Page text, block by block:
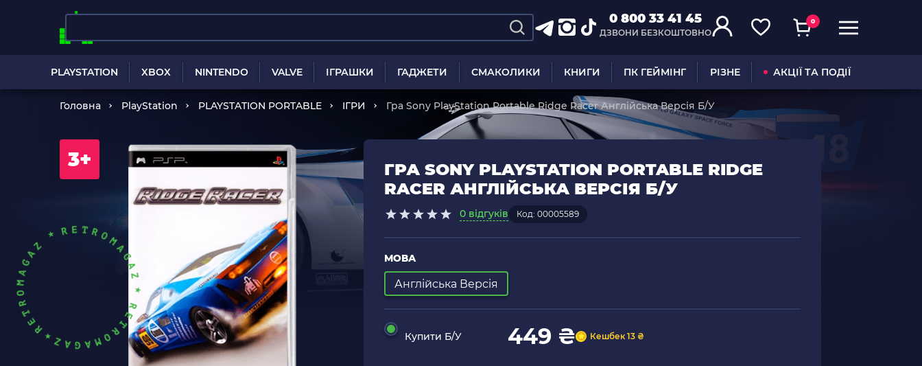
0 800 33 41 45
ДЗВОНИ БЕЗКОШТОВНО
0
PLAYSTATION XBOX NINTENDO VALVE ІГРАШКИ ГАДЖЕТИ СМАКОЛИКИ КНИГИ ПК ГЕЙМІНГ РІЗНЕ АКЦІЇ ТА ПОДІЇ
Головна PlayStation PLAYSTATION PORTABLE ІГРИ Гра Sony PlayStation Portable Ridge Racer Англійська Версія Б/У
3+
ГРА SONY PLAYSTATION PORTABLE RIDGE
RACER АНГЛІЙСЬКА ВЕРСІЯ Б/У
0 відгуків Код: 00005589
МОВА
Англійська Версія
Купити Б/У 449 ₴ Кешбек 13 ₴